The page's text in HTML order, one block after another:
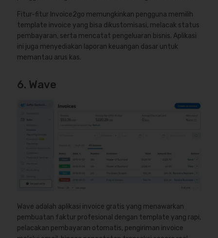
Fitur-fitur Invoice2go memungkinkan pengguna memilih
template invoice yang bisa dikustomisasi, melacak status
pembayaran, serta mencatat pengeluaran bisnis. Aplikasi
ini juga menyediakan laporan keuangan dasar untuk
memantau arus kas.
6. Wave
Wave adalah aplikasi invoice gratis yang menawarkan
pembuatan faktur profesional dengan template yang rapi,
pelacakan pembayaran otomatis, pengiriman invoice